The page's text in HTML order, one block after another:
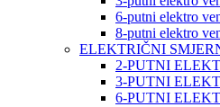
6-putni elektro
8-putni elektro
ELEKTRIČNI
2-PUTNI
3-PUTNI
6-PUTNI